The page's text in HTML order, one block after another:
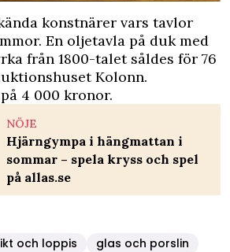
konstnärer vars tavlor
En oljetavla på duk med
från 1800-talet såldes för 76
Kolonn.
4 000 kronor.
NÖJE
Hjärngympa i hängmattan i
sommar – spela kryss och spel
på allas.se
och loppis glas och porslin